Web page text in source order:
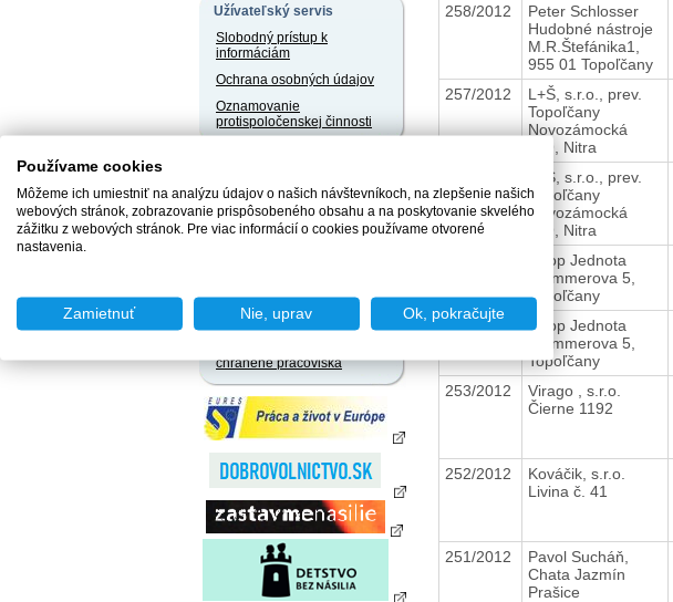
Užívateľský servis
Slobodný prístup k
informáciám
Ochrana osobných údajov
Oznamovanie
protispoločenskej činnosti
Sprostredkovatelia
zamestnania za úhradu
Agentúry podporovaného
zamestnávania
Sociálne podniky
chránené pracoviská
258/2012
Peter Schlosser
Hudobné nástroje
M.R.Štefánika1,
955 01 Topoľčany
257/2012
L+Š, s.r.o., prev.
Topoľčany
Novozámocká
199, Nitra
L+Š, s.r.o., prev.
Topoľčany
Novozámocká
199, Nitra
Coop Jednota
Stummerova 5,
Topoľčany
254/2012
Coop Jednota
Stummerova 5,
Topoľčany
253/2012
Virago , s.r.o.
Čierne 1192
252/2012
Kováčik, s.r.o.
Livina č. 41
251/2012
Pavol Sucháň,
Chata Jazmín
Prašice
Používame cookies
Môžeme ich umiestniť na analýzu údajov o našich návštevníkoch, na zlepšenie našich
webových stránok, zobrazovanie prispôsobeného obsahu a na poskytovanie skvelého
zážitku z webových stránok. Pre viac informácií o cookies používame otvorené
nastavenia.
Zamietnuť Nie, uprav Ok, pokračujte